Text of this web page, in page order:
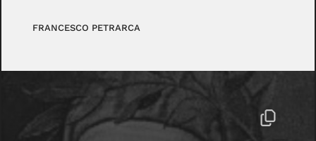
FRANCESCO PETRARCA